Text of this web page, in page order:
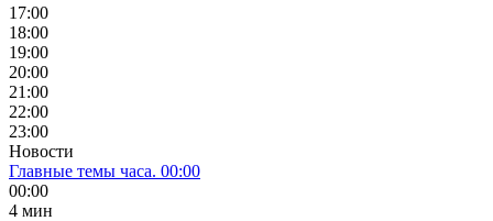
17:00
18:00
19:00
20:00
21:00
22:00
23:00
Новости
Главные темы часа. 00:00
00:00
4 мин